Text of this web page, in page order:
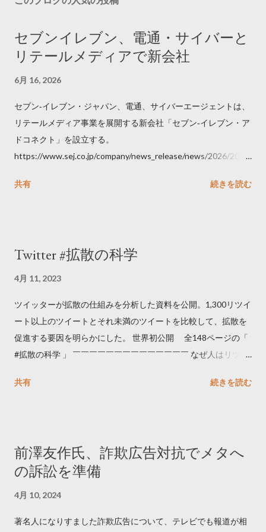
セブンイレブン、電通・サイバーと
リテールメディアで新会社
6月 16, 2026
セブン‐イレブン・ジャパン、電通、サイバーエージェントは、
リテールメディア事業を展開する新会社「セブン‐イレブン・ア
ドコネクト」を設立する。
https://www.sej.co.jp/company/news_release/news/2026/2026
共有
続きを読む
Twitter #拡散の科学
4月 11, 2023
ツイッターが拡散の仕組みを分析した資料を公開。1,300リツイ
ート以上のツイートとそれ未満のツイートを比較して、拡散を
促進する要因を明らかにした。 世界初公開 全148ページの「
#拡散の科学 」 ￣￣￣￣￣￣￣￣￣￣￣￣￣￣ なぜ人はリツイ
学しました。 ー バズの目安は1300リツイート ー 人は16の熱量
トするのか？ https://marketing.twitter.com/ja/insights/kakusan
共有 続きを読む
前澤友作氏、詐欺広告対抗でメタへ
の訴訟を準備
4月 10, 2024
著名人になりすました詐欺広告について、テレビでも報道が相